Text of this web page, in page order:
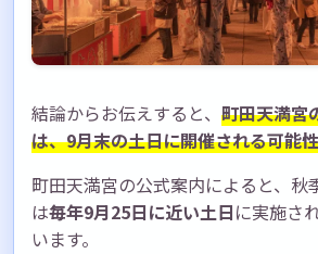
結論からお伝えすると、 町田天満宮
は、9月末の土日に開催される可能
町田天満宮の公式案内によると、秋
は毎年9月25日に近い土日に実施さ
います。